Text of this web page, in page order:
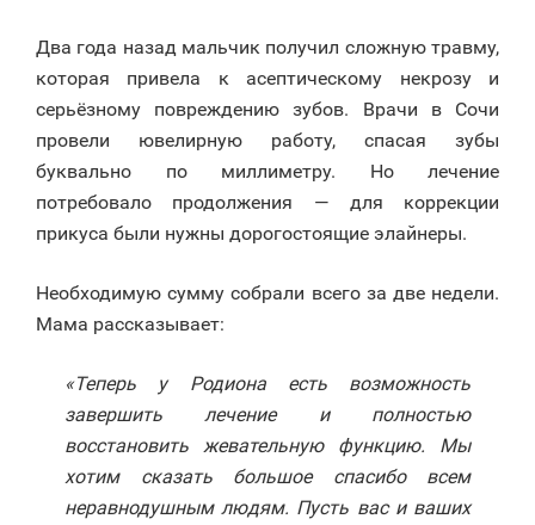
Два года назад мальчик получил сложную травму,
которая привела к асептическому некрозу и
серьёзному повреждению зубов. Врачи в Сочи
провели ювелирную работу, спасая зубы
буквально по миллиметру. Но лечение
потребовало продолжения — для коррекции
прикуса были нужны дорогостоящие элайнеры.
Необходимую сумму собрали всего за две недели.
Мама рассказывает:
«Теперь у Родиона есть возможность
завершить лечение и полностью
восстановить жевательную функцию. Мы
хотим сказать большое спасибо всем
неравнодушным людям. Пусть вас и ваших